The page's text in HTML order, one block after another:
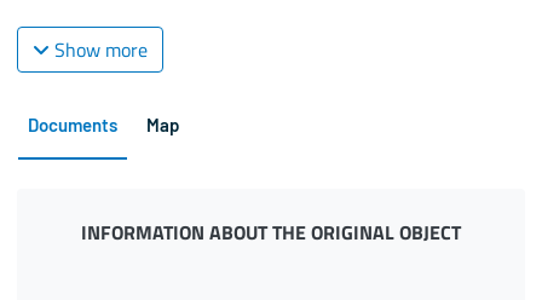
Show more
Documents Map
INFORMATION ABOUT THE ORIGINAL OBJECT